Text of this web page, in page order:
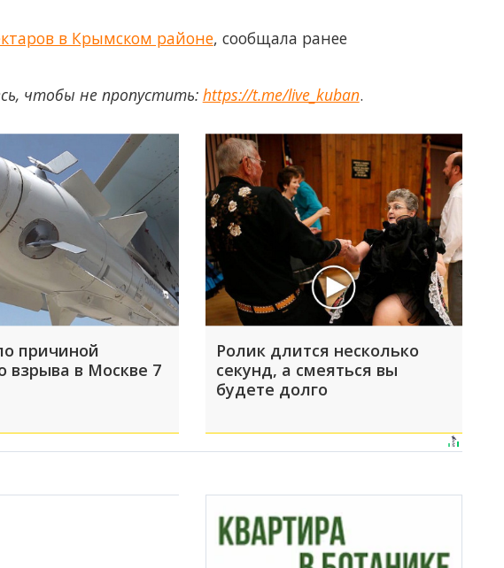
в Крымском районе, сообщала ранее
чтобы не пропустить: https://t.me/live_kuban.
причиной
взрыва в Москве 7
Ролик длится несколько
секунд, а смеяться вы
будете долго